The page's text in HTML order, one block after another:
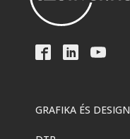
GRAFIKA ÉS DESIGN